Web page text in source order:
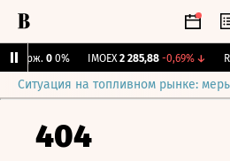
Бирж. 0 0% IMOEX 2 285,88 -0,69%↓
Ситуация на топливном рынке:
404